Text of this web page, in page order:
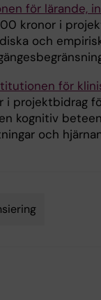
för lärande,
kronor i
och
för
i projektbidrag
kognitiv
och